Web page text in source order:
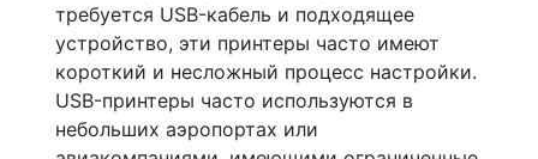
требуется USB-кабель и подходящее
устройство, эти принтеры часто имеют
короткий и несложный процесс настройки.
USB-принтеры часто используются в
небольших аэропортах или